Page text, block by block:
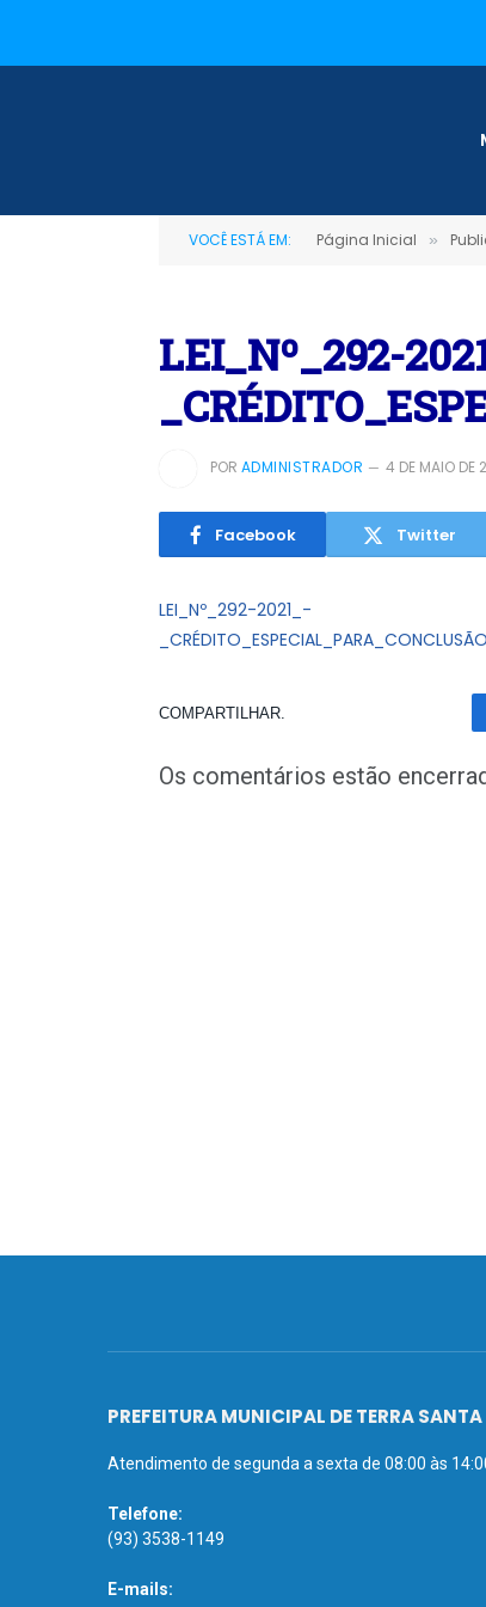
VOCÊ ESTÁ EM: Página Inicial »
LEI_Nº_292-
POR ADMINISTRADOR 4 DE MAIO DE
Facebook Twitter
LEI_Nº_292-2021_-
COMPARTILHAR.
Os comentários estão
PREFEITURA MUNICIPAL DE TERRA SANTA
Atendimento de segunda a sexta de 08:00 às
Telefone:
(93) 3538-1149
E-mails: